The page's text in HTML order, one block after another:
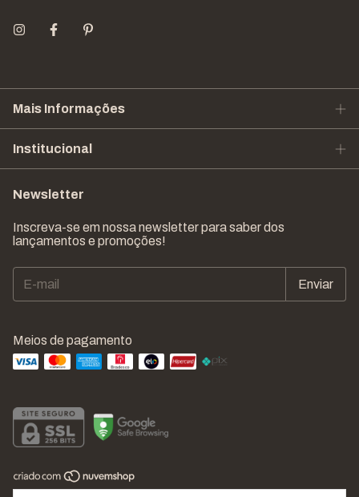
Mais Informações
Institucional
Newsletter
Inscreva-se em nossa newsletter para saber dos
lançamentos e promoções!
Meios de pagamento